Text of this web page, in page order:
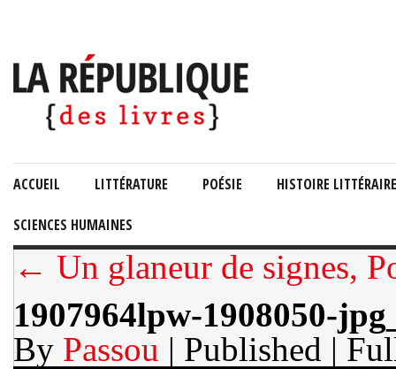
ACCUEIL LITTÉRATURE POÉSIE HISTOIRE LITTÉRAIRE
SCIENCES HUMAINES
← Un glaneur de signes,
1907964lpw-1908050-
By Passou | Published |